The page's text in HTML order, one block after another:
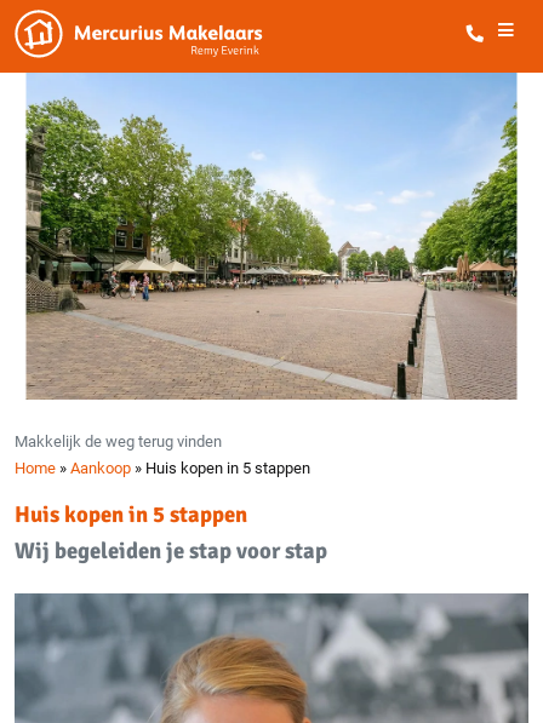
Makkelijk de weg terug vinden
Home » Aankoop » Huis kopen in 5 stappen
Huis kopen in 5 stappen
Wij begeleiden je stap voor stap